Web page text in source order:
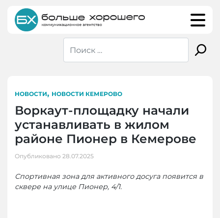
content
НОВОСТИ, НОВОСТИ КЕМЕРОВО
Воркаут-площадку начали
устанавливать в жилом
районе Пионер в Кемерове
Опубликовано 28.07.2025
Спортивная зона для активного досуга появится в
сквере на улице Пионер, 4/1.